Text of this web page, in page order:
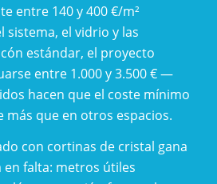
entre 140 y 400 €/m²
sistema, el vidrio y las
estándar, el proyecto
entre 1.000 y 3.500 € —
hacen que el coste mínimo
más que en otros espacios.
con cortinas de cristal gana
en falta: metros útiles